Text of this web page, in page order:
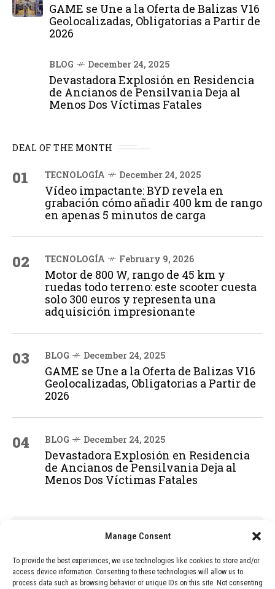
Manage Consent
To provide the best experiences, we use technologies like cookies to store and/or
access device information. Consenting to these technologies will allow us to
process data such as browsing behavior or unique IDs on this site. Not consenting
GAME se Une a la Oferta de Balizas V16
Geolocalizadas, Obligatorias a Partir de
2026
BLOG December 24, 2025
Devastadora Explosión en Residencia
de Ancianos de Pensilvania Deja al
Menos Dos Víctimas Fatales
DEAL OF THE MONTH
01 TECNOLOGÍA December 24, 2025
Vídeo impactante: BYD revela en
grabación cómo añadir 400 km de rango
en apenas 5 minutos de carga
02 TECNOLOGÍA February 9, 2026
Motor de 800 W, rango de 45 km y
ruedas todo terreno: este scooter cuesta
solo 300 euros y representa una
adquisición impresionante
03 BLOG December 24, 2025
GAME se Une a la Oferta de Balizas V16
Geolocalizadas, Obligatorias a Partir de
2026
04 BLOG December 24, 2025
Devastadora Explosión en Residencia
de Ancianos de Pensilvania Deja al
Menos Dos Víctimas Fatales